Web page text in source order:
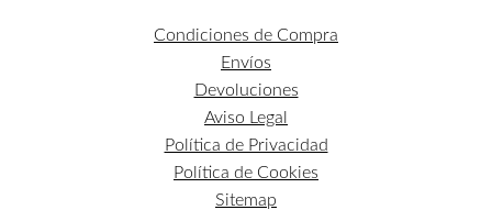
Condiciones de Compra
Envíos
Devoluciones
Aviso Legal
Política de Privacidad
Política de Cookies
Sitemap